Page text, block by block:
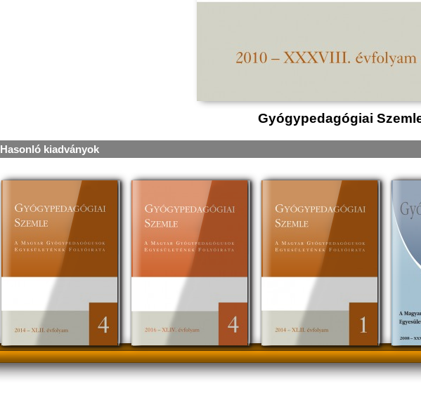
Gyógypedagógiai
Hasonló kiadványok